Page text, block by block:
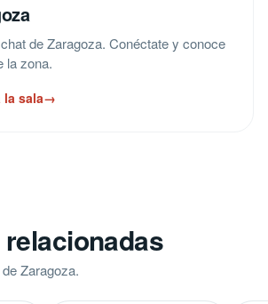
de Zaragoza. Conéctate y conoce
la zona.
la sala→
Zaragoza.